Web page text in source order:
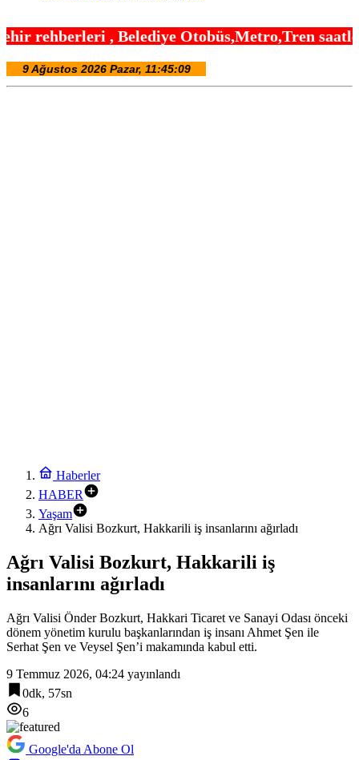
, Belediye Otobüs,Metro,Tren saatleri
Haberler
HABER
Yaşam
Ağrı Valisi Bozkurt, Hakkarili iş insanlarını ağırladı
Ağrı Valisi Bozkurt, Hakkarili iş
insanlarını ağırladı
Ağrı Valisi Önder Bozkurt, Hakkari Ticaret ve Sanayi Odası önceki
dönem yönetim kurulu başkanlarından iş insanı Ahmet Şen ile
Serhat Şen ve Veysel Şen’i makamında kabul etti.
9 Temmuz 2026, 04:24 yayınlandı
0dk, 57sn
6
Google'da Abone Ol